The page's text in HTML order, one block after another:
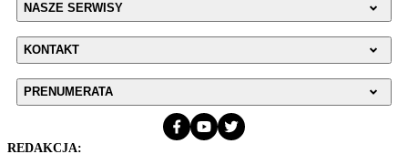
NASZE SERWISY
KONTAKT
PRENUMERATA
REDAKCJA: